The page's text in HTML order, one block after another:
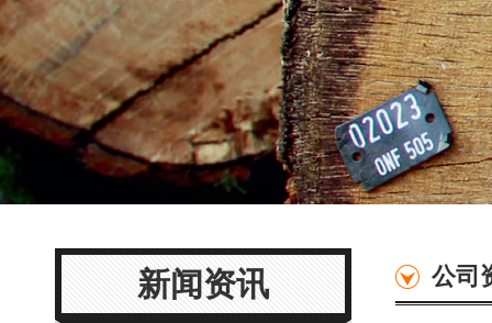
新闻资讯 公司